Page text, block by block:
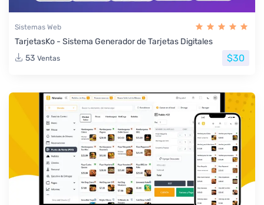
Sistemas Web
TarjetasKo - Sistema Generador de Tarjetas Digitales
53 Ventas $30